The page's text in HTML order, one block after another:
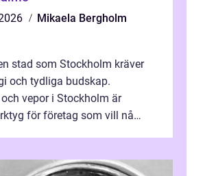
Mikaela Bergholm
stad som Stockholm kräver
och tydliga budskap.
vepor i Stockholm är
för företag som vill nå